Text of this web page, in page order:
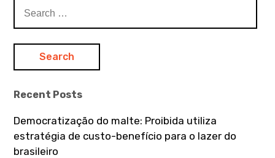
c
f
r
:
Recent Posts
Democratização do malte: Proibida utiliza
estratégia de custo-benefício para o lazer do
brasileiro